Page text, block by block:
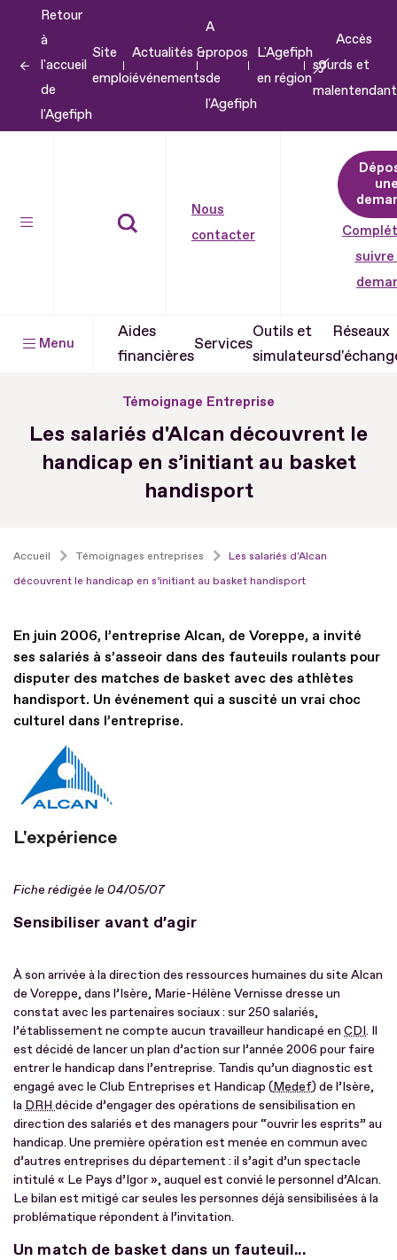
contenu
Retour
à
l'accueil
de
l'Agefiph
Site
emploi
Actualités &
événements
A
propos
de
l'Agefiph
L'Agefiph
en région
Accès
sourds et
Nous
contacter
suivre
Menu
Aides
financières
Services
Outils et
simulateurs
Réseaux
Témoignage Entreprise
Les salariés d'Alcan découvrent le
handicap en s’initiant au basket
handisport
Accueil Témoignages entreprises
Les salariés d'Alcan
découvrent le handicap en s’initiant au basket handisport
En juin 2006, l’entreprise Alcan, de Voreppe, a invité
ses salariés à s’asseoir dans des fauteuils roulants pour
disputer des matches de basket avec des athlètes
handisport. Un événement qui a suscité un vrai choc
culturel dans l’entreprise.
L'expérience
Fiche rédigée le 04/05/07
Sensibiliser avant d’agir
À son arrivée à la direction des ressources humaines du site Alcan
de Voreppe, dans l’Isère, Marie-Hélène Vernisse dresse un
constat avec les partenaires sociaux : sur 250 salariés,
l’établissement ne compte aucun travailleur handicapé en CDI. Il
est décidé de lancer un plan d’action sur l’année 2006 pour faire
entrer le handicap dans l’entreprise. Tandis qu’un diagnostic est
engagé avec le Club Entreprises et Handicap (Medef) de l’Isère,
la DRH décide d’engager des opérations de sensibilisation en
direction des salariés et des managers pour “ouvrir les esprits” au
handicap. Une première opération est menée en commun avec
d’autres entreprises du département : il s’agit d’un spectacle
intitulé « Le Pays d’Igor », auquel est convié le personnel d’Alcan.
Le bilan est mitigé car seules les personnes déjà sensibilisées à la
problématique répondent à l’invitation.
Un match de basket dans un fauteuil...